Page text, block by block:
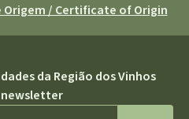
Origem / Certificate of Origin
da Região dos Vinhos
newsletter